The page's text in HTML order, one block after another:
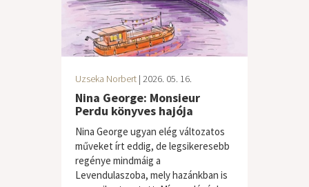
Uzseka Norbert | 2026. 05. 16.
Nina George: Monsieur
Perdu könyves hajója
Nina George ugyan elég változatos
műveket írt eddig, de legsikeresebb
regénye mindmáig a
Levendulaszoba, mely hazánkban is